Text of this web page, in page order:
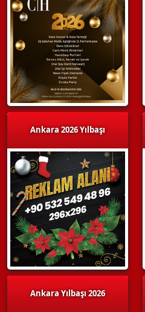
Ankara 2026 Yılbaşı
Ankara Yılbaşı 2026